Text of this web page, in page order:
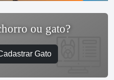
ou gato?
Gato